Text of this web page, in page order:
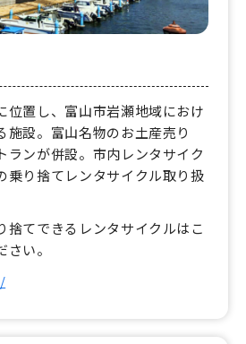
位置し、富山市岩瀬地域におけ
施設。富山名物のお土産売り
ランが併設。市内レンタサイク
乗り捨てレンタサイクル取り扱
捨てできるレンタサイクルはこ
い。